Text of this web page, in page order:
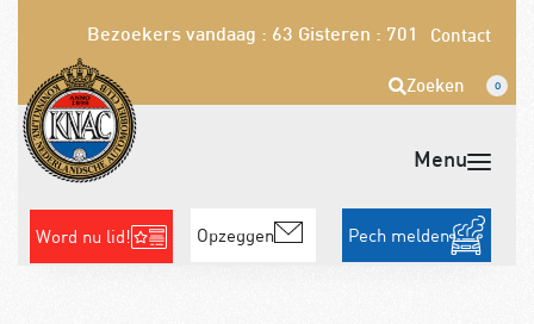
Bezoekers vandaag : 63 Gisteren : 701 Contact
Zoeken 0
Word nu lid! Opzeggen Pech melden